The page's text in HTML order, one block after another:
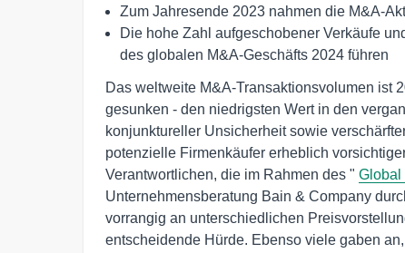
Zum Jahresende 2023 nahmen die M&A-
Die hohe Zahl aufgeschobener Verkäufe
des globalen M&A-Geschäfts 2024 führen
Das weltweite M&A-Transaktionsvolumen ist
gesunken - den niedrigsten Wert in den
konjunktureller Unsicherheit sowie
potenzielle Firmenkäufer erheblich
Verantwortlichen, die im Rahmen des " Global
Unternehmensberatung Bain & Company
vorrangig an unterschiedlichen
entscheidende Hürde. Ebenso viele gaben